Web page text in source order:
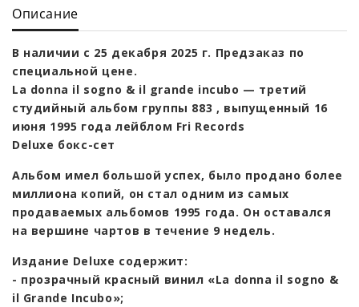
Описание
В наличии с 25 декабря 2025 г. Предзаказ по
специальной цене.
La donna il sogno & il grande incubo — третий
студийный альбом группы 883 , выпущенный 16
июня 1995 года лейблом Fri Records
Deluxe бокс-сет
Альбом имел большой успех, было продано более
миллиона копий, он стал одним из самых
продаваемых альбомов 1995 года. Он оставался
на вершине чартов в течение 9 недель.
Издание Deluxe содержит:
- прозрачный красный винил «La donna il sogno &
il Grande Incubo»;